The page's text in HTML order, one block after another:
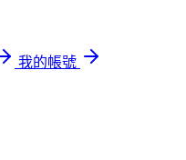
我的帳號